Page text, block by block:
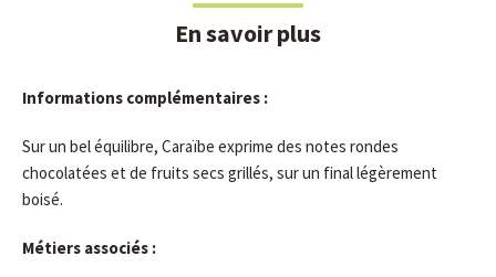
En savoir plus
Informations complémentaires :
Sur un bel équilibre, Caraïbe exprime des notes rondes
chocolatées et de fruits secs grillés, sur un final légèrement
boisé.
Métiers associés :